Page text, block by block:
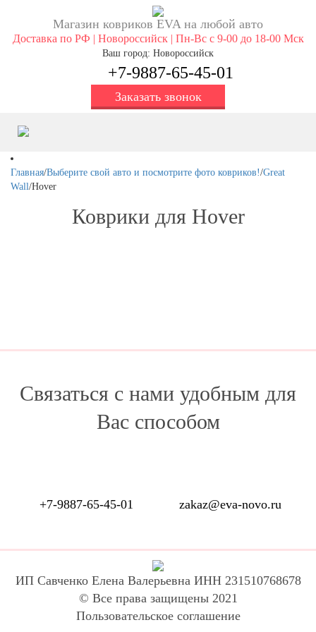
Магазин ковриков EVA ​на любой авто
Доставка по РФ | Новороссийск | Пн-Вс с 9-00 до 18-00 Мск
Ваш город: Новороссийск
+7-9887-65-45-01
Заказать звонок
Главная/Выберите свой авто и посмотрите фото ковриков!/Great
Wall/Hover
Коврики для Hover
Связаться с нами удобным для
Вас способом
+7-9887-65-45-01 zakaz@eva-novo.ru
ИП Савченко Елена Валерьевна ИНН 231510768678
© Все права защищены 2021
Пользовательское соглашение